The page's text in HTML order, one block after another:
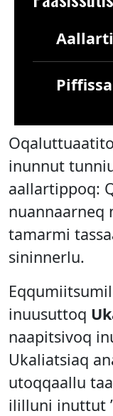
inunnut
aallartippoq:
nuannaarneq
tamarmi
sininnerlu.
inuusuttoq
naapitsivoq
Ukaliatsiaq
utoqqaallu
ililluni inuttut